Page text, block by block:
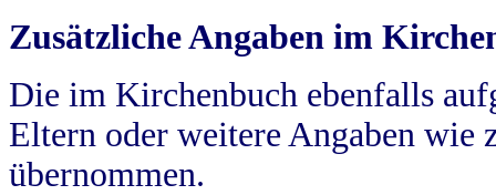
Zusätzliche Angaben im
Die im Kirchenbuch ebenfalls
Eltern oder weitere Angaben wie
übernommen.